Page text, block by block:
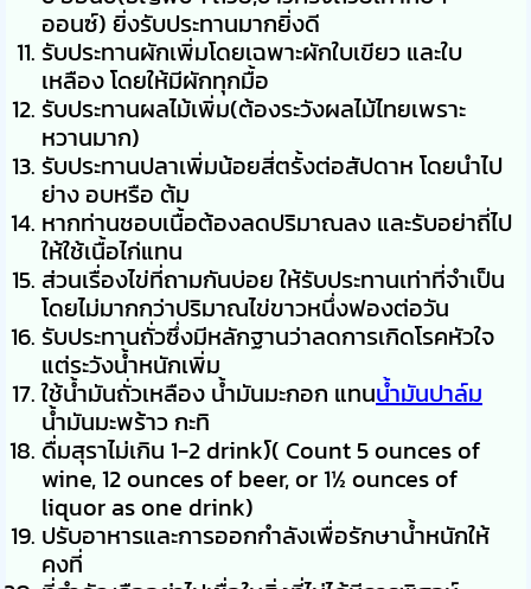
ออนซ์) ยิ่งรับประทานมากยิ่งดี
รับประทานผักเพิ่มโดยเฉพาะผักใบเขียว และใบ
เหลือง โดยให้มีผักทุกมื้อ
รับประทานผลไม้เพิ่ม(ต้องระวังผลไม้ไทยเพราะ
หวานมาก)
รับประทานปลาเพิ่มน้อยสี่ตรั้งต่อสัปดาห โดยนำไป
ย่าง อบหรือ ต้ม
หากท่านชอบเนื้อต้องลดปริมาณลง และรับอย่าถี่ไป
ให้ใช้เนื้อไก่แทน
ส่วนเรื่องไข่ที่ถามกันบ่อย ให้รับประทานเท่าที่จำเป็น
โดยไม่มากกว่าปริมาณไข่ขาวหนึ่งฟองต่อวัน
รับประทานถั่วซึ่งมีหลักฐานว่าลดการเกิดโรคหัวใจ
แต่ระวังน้ำหนักเพิ่ม
ใช้น้ำมันถั่วเหลือง น้ำมันมะกอก แทนน้ำมันปาล์ม
น้ำมันมะพร้าว กะทิ
ดื่มสุราไม่เกิน 1-2 drink)์( Count 5 ounces of
wine, 12 ounces of beer, or 1½ ounces of
liquor as one drink)
ปรับอาหารและการออกกำลังเพื่อรักษาน้ำหนักให้
คงที่